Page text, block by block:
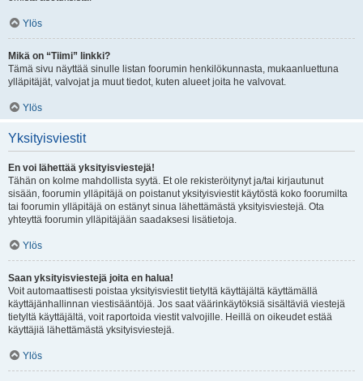
Ylös
Mikä on “Tiimi” linkki?
Tämä sivu näyttää sinulle listan foorumin henkilökunnasta, mukaanluettuna
ylläpitäjät, valvojat ja muut tiedot, kuten alueet joita he valvovat.
Ylös
Yksityisviestit
En voi lähettää yksityisviestejä!
Tähän on kolme mahdollista syytä. Et ole rekisteröitynyt ja/tai kirjautunut
sisään, foorumin ylläpitäjä on poistanut yksityisviestit käytöstä koko foorumilta
tai foorumin ylläpitäjä on estänyt sinua lähettämästä yksityisviestejä. Ota
yhteyttä foorumin ylläpitäjään saadaksesi lisätietoja.
Ylös
Saan yksityisviestejä joita en halua!
Voit automaattisesti poistaa yksityisviestit tietyltä käyttäjältä käyttämällä
käyttäjänhallinnan viestisääntöjä. Jos saat väärinkäytöksiä sisältäviä viestejä
tietyltä käyttäjältä, voit raportoida viestit valvojille. Heillä on oikeudet estää
käyttäjiä lähettämästä yksityisviestejä.
Ylös